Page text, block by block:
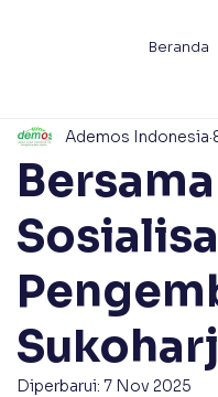
Beranda
Ademos Indonesia
Diperbarui: 7 Nov 2025